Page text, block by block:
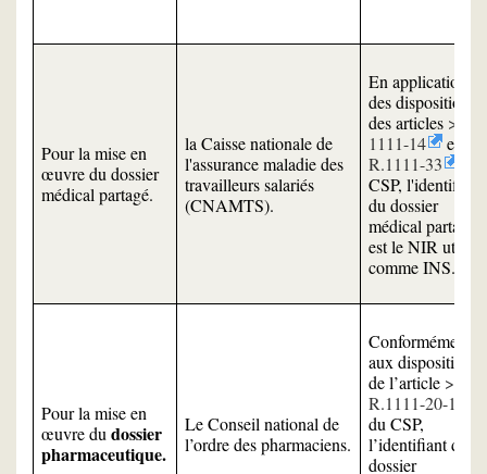
Pour la mise en
œuvre du dossier
médical partagé.
la Caisse nationale de
l'assurance maladie des
travailleurs salariés
(CNAMTS).
En application
des dispositions
des articles
1111-14
et
R.1111-33
CSP, l'identifiant
du dossier
médical partagé
est le NIR utilisé
comme INS.
Pour la mise en
œuvre dudossier
pharmaceutique.
Le Conseil national de
l’ordre des pharmaciens.
Conformément
aux dispositions
de l’article
R.1111-20-1
du CSP,
l’identifiant du
dossier